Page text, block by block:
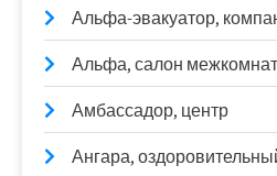
Альфа-эвакуатор,
Альфа, салон
Амбассадор, центр
Ангара,